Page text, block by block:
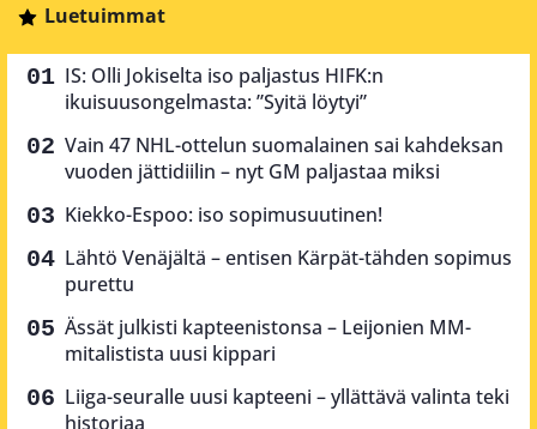
Luetuimmat
IS: Olli Jokiselta iso paljastus HIFK:n
ikuisuusongelmasta: ”Syitä löytyi”
Vain 47 NHL-ottelun suomalainen sai kahdeksan
vuoden jättidiilin – nyt GM paljastaa miksi
Kiekko-Espoo: iso sopimusuutinen!
Lähtö Venäjältä – entisen Kärpät-tähden sopimus
purettu
Ässät julkisti kapteenistonsa – Leijonien MM-
mitalistista uusi kippari
Liiga-seuralle uusi kapteeni – yllättävä valinta teki
historiaa